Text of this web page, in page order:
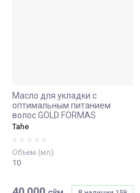
Масло для укладки с
оптимальным питанием
волос GOLD FORMAS
Tahe
Объем (мл)
10